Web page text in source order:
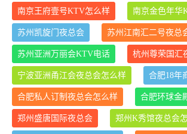
南京王府壹号KTV怎么样 南京金色年华
苏州凯旋门夜总会 苏州江南汇二号夜总
苏州亚洲万丽会KTV电话 杭州尊荣国汇
宁波亚洲甬江会夜总会怎么样 合肥18年
合肥私人订制夜总会怎么样 合肥环球金
郑州盛唐国际夜总会 郑州K秀馆夜总会